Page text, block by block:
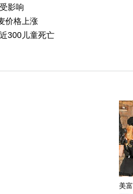
影响
价格上涨
300儿童死亡
美